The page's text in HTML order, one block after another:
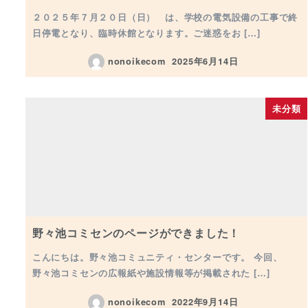
２０２５年７月２０日（日） は、学校の電気設備の工事で終
日停電となり、臨時休館となります。ご迷惑をお […]
nonoikecom
投稿日
2025年6月14日
未分類
野々池コミセンのページができました！
こんにちは。野々池コミュニティ・センターです。 今回、
野々池コミセンの広報紙や施設情報等が掲載された […]
nonoikecom 2022年9月14日